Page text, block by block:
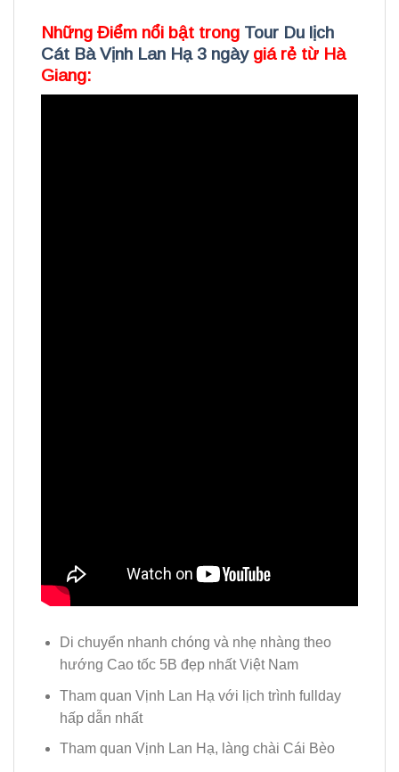
Những Điểm nổi bật trong Tour Du lịch
Cát Bà Vịnh Lan Hạ 3 ngàygiá rẻ từ Hà
Giang:
Di chuyển nhanh chóng và nhẹ nhàng theo
hướng Cao tốc 5B đẹp nhất Việt Nam
Tham quan Vịnh Lan Hạ với lịch trình fullday
hấp dẫn nhất
Tham quan Vịnh Lan Hạ, làng chài Cái Bèo